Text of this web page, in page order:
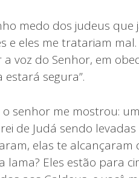
medo dos judeus que
e eles me tratariam
voz do Senhor, em
segura”.
senhor me mostrou:
de Judá sendo levadas
elas te alcançaram
Eles estão para